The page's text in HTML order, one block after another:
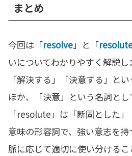
まとめ
今回は「resolve」と「
いについてわかりやすく解説
「解決する」「決意する」と
ほか、「決意」という名詞とし
「resolute」は「断固とした
意味の形容詞で、強い意志を
脈に応じて適切に使い分けるこ